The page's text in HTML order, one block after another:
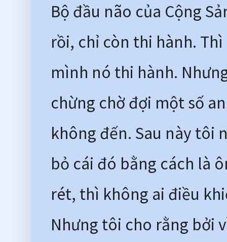
Bộ đầu não của Cộng
rồi, chỉ còn thi hành.
mình nó thi hành.
chừng chờ đợi một số
không đến. Sau này tôi
bỏ cái đó bằng cách là
rét, thì không ai điều
Nhưng tôi cho rằng bởi